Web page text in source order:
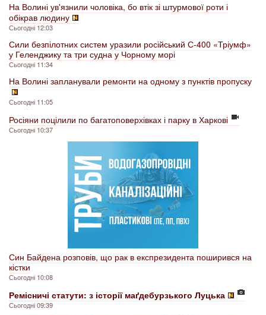
На Волині ув'язнили чоловіка, бо втік зі штурмової роти і
обікрав людину
Сьогодні 12:03
Сили безпілотних систем уразили російський С-400 «Тріумф»
у Геленджику та три судна у Чорному морі
Сьогодні 11:34
На Волині запланували ремонти на одному з пунктів пропуску
Сьогодні 11:05
Росіяни поцілили по багатоповерхівках і парку в Харкові
Сьогодні 10:37
Син Байдена розповів, що рак в експрезидента поширився на
кістки
Сьогодні 10:08
Ремісничі статути: з історії маґдебурзького Луцька
Сьогодні 09:39